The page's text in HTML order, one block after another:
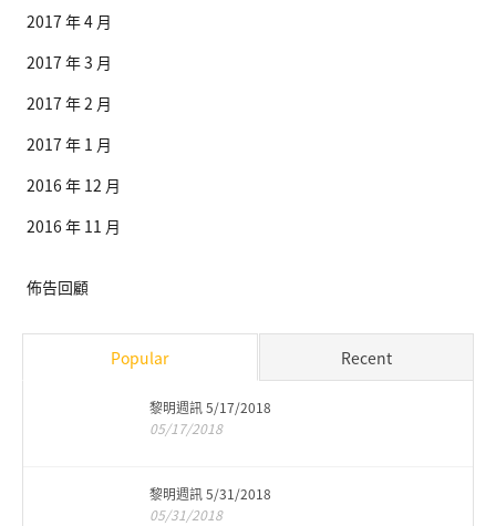
2017 年 4 月
2017 年 3 月
2017 年 2 月
2017 年 1 月
2016 年 12 月
2016 年 11 月
佈告回顧
Popular Recent
黎明週訊 5/17/2018
05/17/2018
黎明週訊 5/31/2018
05/31/2018